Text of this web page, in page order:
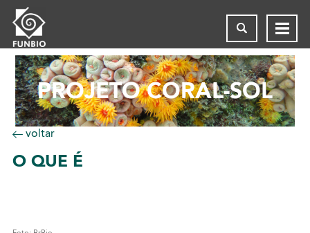
PROJETO CORAL-SOL
voltar
OQUE É